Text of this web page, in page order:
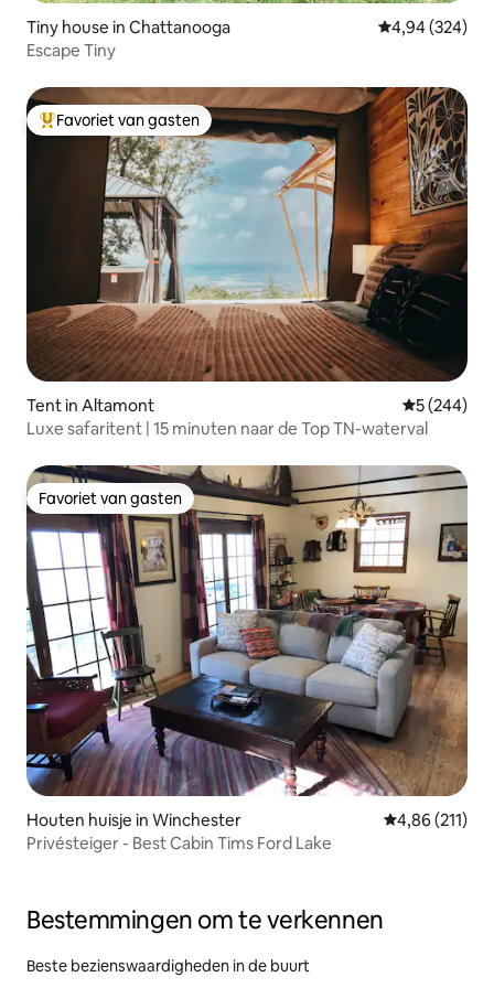
Tiny house in Chattanooga Gemiddelde
4,94 (324)
Escape Tiny
Topfavoriet van gasten
Favoriet van gasten
Tent in Altamont
5 (244)
Luxe safaritent | 15 minuten naar de Top TN-waterval
Favoriet van gasten
Favoriet van gasten
Houten huisje in Winchester Gemiddelde
4,86 (211)
Privésteiger - Best Cabin Tims Ford Lake
Bestemmingen om te verkennen
Beste bezienswaardigheden in de buurt